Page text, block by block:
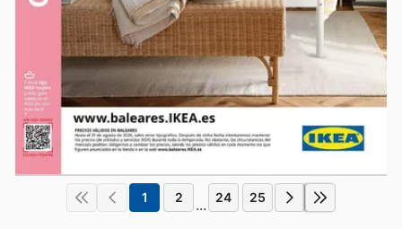
1 2 ... 24 25